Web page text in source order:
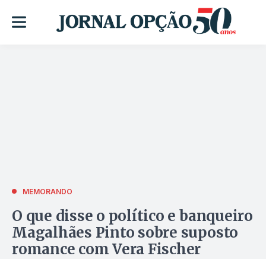
MEMORANDO
O que disse o político e banqueiro
Magalhães Pinto sobre suposto
romance com Vera Fischer